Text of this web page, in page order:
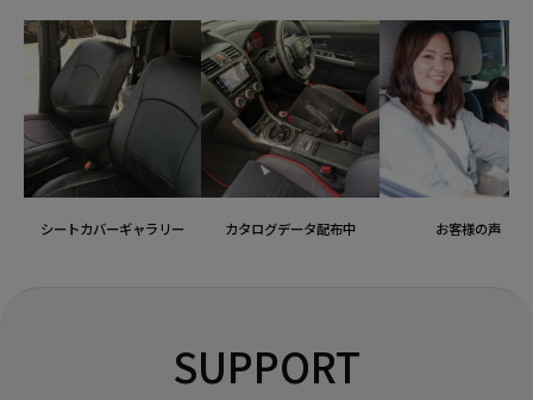
シートカバーギャラリー カタログデータ配布中 お客様の声
SUPPORT